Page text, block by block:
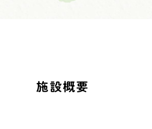
施設概要